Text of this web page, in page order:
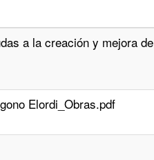
a la creación y mejora de
Elordi_Obras.pdf